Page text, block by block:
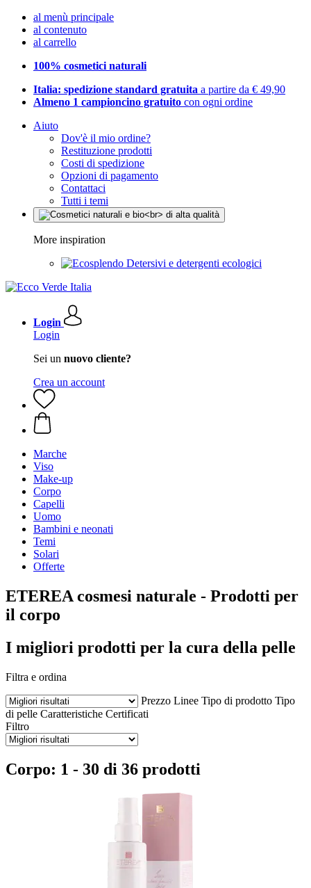
al menù principale
al contenuto
al carrello
100% cosmetici naturali
Italia: spedizione standard gratuita a partire da € 49,90
Almeno 1 campioncino gratuito con ogni ordine
Aiuto
Dov'è il mio ordine?
Restituzione prodotti
Costi di spedizione
Opzioni di pagamento
Contattaci
Tutti i temi
More inspiration
Detersivi e detergenti ecologici
Login
Login
Sei un nuovo cliente?
Crea un account
Marche
Viso
Make-up
Corpo
Capelli
Uomo
Bambini e neonati
Temi
Solari
Offerte
ETEREA cosmesi naturale - Prodotti per
il corpo
I migliori prodotti per la cura della pelle
Filtra e ordina
Prezzo Linee Tipo di prodotto Tipo
di pelle Caratteristiche Certificati
Filtro
Corpo: 1 - 30 di 36 prodotti